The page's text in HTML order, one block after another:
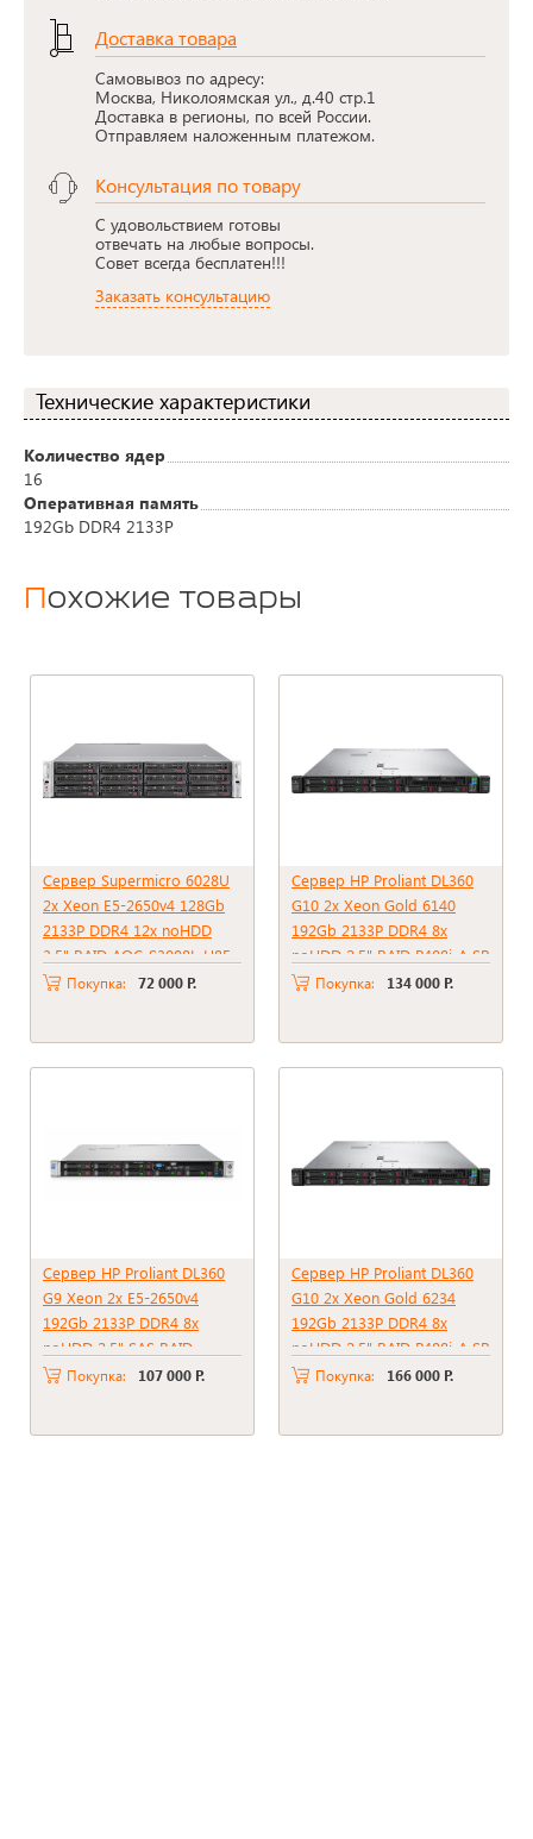
Доставка товара
Самовывоз по адресу:
Москва, Николоямская ул., д.40 стр.1
Доставка в регионы, по всей России.
Отправляем наложенным платежом.
Консультация по товару
С удовольствием готовы
отвечать на любые вопросы.
Совет всегда бесплатен!!!
Заказать консультацию
Технические характеристики
Количество ядер
16
Оперативная память
192Gb DDR4 2133P
Похожие товары
Сервер Supermicro 6028U
2x Xeon E5-2650v4 128Gb
2133P DDR4 12x noHDD
3.5" RAID AOC-S3008L-H8E,
2*PSU 1000W
Покупка: 72 000 Р.
Сервер HP Proliant DL360
G10 2x Xeon Gold 6140
192Gb 2133P DDR4 8x
noHDD 2.5" RAID P408i-A SR
+ BBU 2xPSU 500W
Покупка: 134 000 Р.
Сервер HP Proliant DL360
G9 Xeon 2x E5-2650v4
192Gb 2133P DDR4 8x
noHDD 2.5" SAS RAID
p440ar, 2048Mb 2xPSU
Покупка: 107 000 Р.
Сервер HP Proliant DL360
G10 2x Xeon Gold 6234
192Gb 2133P DDR4 8x
noHDD 2.5" RAID P408i-A SR
+ BBU 2xPSU 500W
Покупка: 166 000 Р.